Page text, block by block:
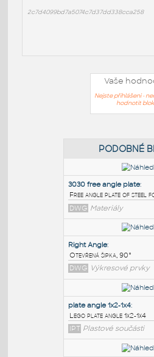
2c7d4099bd7a5074c7d37dd338cca258
Vaše
Nejste přihlášeni -
hodnotit blok
3030 free angle
Free angle plate
DWG Materiály
Right Angle: